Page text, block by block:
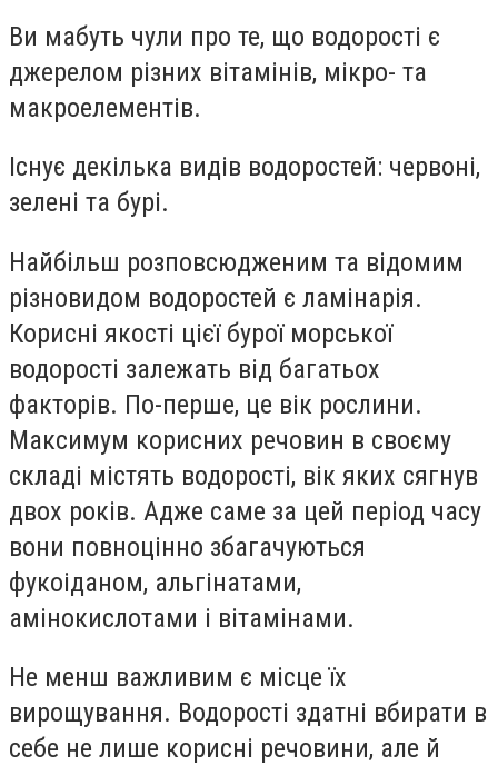
Ви мабуть чули про те, що водорості є
джерелом різних вітамінів, мікро- та
макроелементів.
Існує декілька видів водоростей: червоні,
зелені та бурі.
Найбільш розповсюдженим та відомим
різновидом водоростей є ламінарія.
Корисні якості цієї бурої морської
водорості залежать від багатьох
факторів. По-перше, це вік рослини.
Максимум корисних речовин в своєму
складі містять водорості, вік яких сягнув
двох років. Адже саме за цей період часу
вони повноцінно збагачуються
фукоіданом, альгінатами,
амінокислотами і вітамінами.
Не менш важливим є місце їх
вирощування. Водорості здатні вбирати в
себе не лише корисні речовини, але й